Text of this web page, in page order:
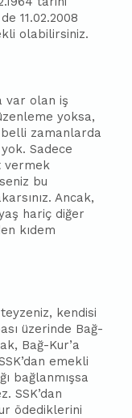
11.02.2008
olabilirsiniz.
var olan iş
yoksa,
belli zamanlarda
Sadece
vermek
bu
Ancak,
hariç diğer
kıdem
kendisi
sı üzerinde Bağ-
Bağ-Kur’a
emekli
bağlanmışsa
SSK’dan
ödediklerini